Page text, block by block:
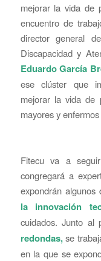
mejorar la vida de
encuentro de
director general
Discapacidad y
Eduardo García
ese clúster que
mejorar la vida de
mayores y
Fitecu va a
congregará a
expondrán algunos
la innovación
cuidados. Junto
redondas,se
en la que se